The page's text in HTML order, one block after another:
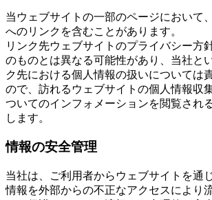
当ウェブサイトの一部のページにおいて
へのリンクを含むことがあります。
リンク先ウェブサイトのプライバシー方
のものとは異なる可能性があり、当社と
ク先における個人情報の扱いについては
ので、訪れるウェブサイトの個人情報収
ついてのインフォメーションを閲覧され
します。
情報の安全管理
当社は、ご利用者からウェブサイトを通
情報を外部からの不正なアクセスにより